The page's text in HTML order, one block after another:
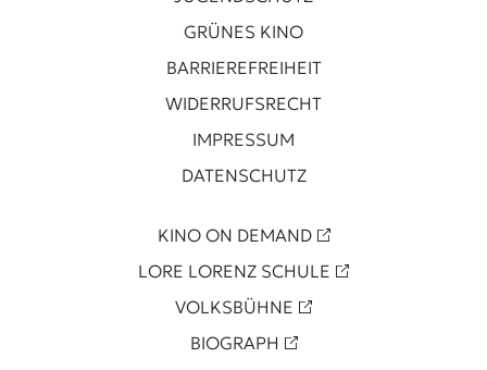
GRÜNES KINO
BARRIEREFREIHEIT
WIDERRUFSRECHT
IMPRESSUM
DATENSCHUTZ
KINO ON DEMAND
LORE LORENZ SCHULE
VOLKSBÜHNE
BIOGRAPH